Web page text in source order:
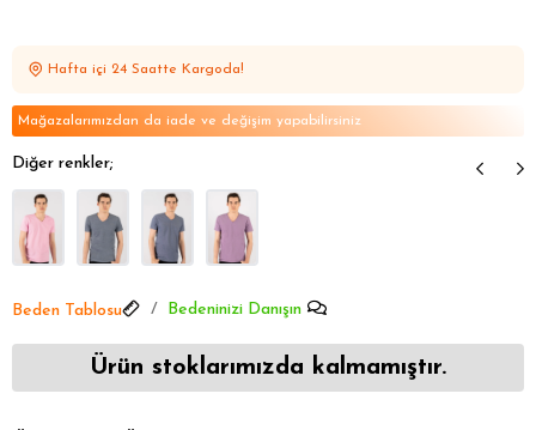
Hafta içi 24 Saatte Kargoda!
Mağazalarımızdan da iade ve değişim yapabilirsiniz
Diğer renkler;
Beden Tablosu Bedeninizi Danışın
Ürün stoklarımızda kalmamıştır.